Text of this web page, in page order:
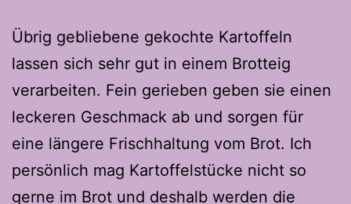
Übrig gebliebene gekochte Kartoffeln
lassen sich sehr gut in einem Brotteig
verarbeiten. Fein gerieben geben sie einen
leckeren Geschmack ab und sorgen für
eine längere Frischhaltung vom Brot. Ich
persönlich mag Kartoffelstücke nicht so
gerne im Brot und deshalb werden die